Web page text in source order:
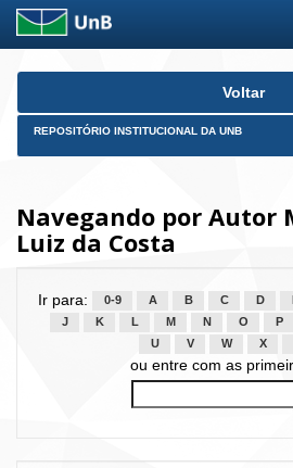
Skip
Voltar
REPOSITÓRIO INSTITUCIONAL DA UNB
Navegando por Autor
Luiz da Costa
Ir para: 0-9 A B C D
J
K L M N O P
U
V W X
ou entre com as